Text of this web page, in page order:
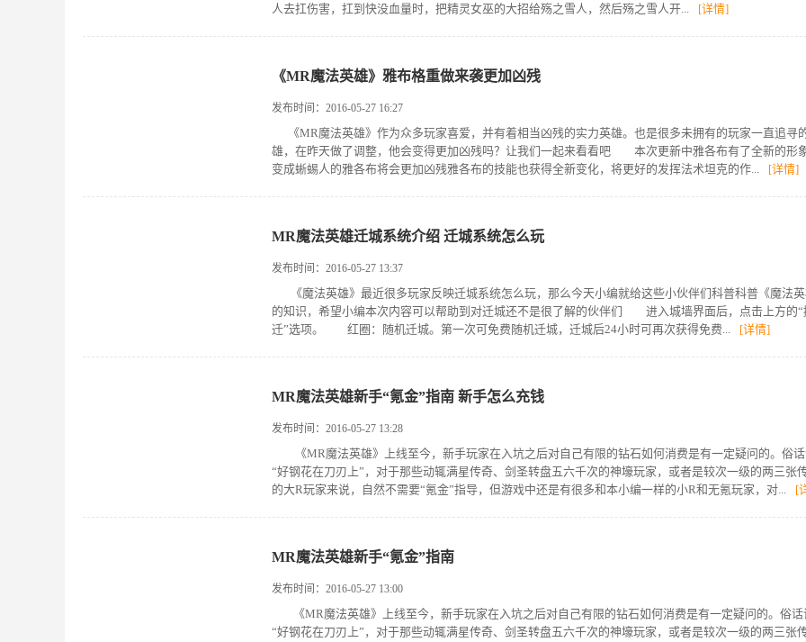
人去扛伤害，扛到快没血量时，把精灵女巫的大招给殇之雪人，然后殇之雪人开...
[详情]
《MR魔法英雄》雅布格重做来袭更加凶残
发布时间：2016-05-27 16:27
《MR魔法英雄》作为众多玩家喜爱，并有着相当凶残的实力英雄。也是很多未拥有的玩家一直追寻
雄，在昨天做了调整，他会变得更加凶残吗？让我们一起来看看吧 本次更新中雅各布有了全新的形象
变成蜥蜴人的雅各布将会更加凶残雅各布的技能也获得全新变化，将更好的发挥法术坦克的作...
[详情]
MR魔法英雄迁城系统介绍 迁城系统怎么玩
发布时间：2016-05-27 13:37
《魔法英雄》最近很多玩家反映迁城系统怎么玩，那么今天小编就给这些小伙伴们科普科普《魔法英
的知识，希望小编本次内容可以帮助到对迁城还不是很了解的伙伴们 进入城墙界面后，点击上方的“
迁”选项。 红圈：随机迁城。第一次可免费随机迁城，迁城后24小时可再次获得免费...
[详情]
MR魔法英雄新手“氪金”指南 新手怎么充钱
发布时间：2016-05-27 13:28
《MR魔法英雄》上线至今，新手玩家在入坑之后对自己有限的钻石如何消费是有一定疑问的。俗
“好钢花在刀刃上”，对于那些动辄满星传奇、剑圣转盘五六千次的神壕玩家，或者是较次一级的两三张
的大R玩家来说，自然不需要“氪金”指导，但游戏中还是有很多和本小编一样的小R和无氪玩家，对...
[
MR魔法英雄新手“氪金”指南
发布时间：2016-05-27 13:00
《MR魔法英雄》上线至今，新手玩家在入坑之后对自己有限的钻石如何消费是有一定疑问的。俗话
“好钢花在刀刃上”，对于那些动辄满星传奇、剑圣转盘五六千次的神壕玩家，或者是较次一级的两三张